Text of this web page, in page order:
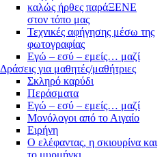
καλώς ήρθες παράΞΕΝΕ
στον τόπο μας
Τεχνικές αφήγησης μέσω της
φωτογραφίας
Εγώ – εσύ – εμείς… μαζί
Δράσεις για μαθητές/μαθήτριες
Σκληρό καρύδι
Περάσματα
Εγώ – εσύ – εμείς… μαζί
Μονόλογοι από το Αιγαίο
Ειρήνη
Ο ελέφαντας, η σκιουρίνα και
το μυρμήγκι